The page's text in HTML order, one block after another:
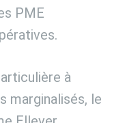
PME
à
marginalisés, le